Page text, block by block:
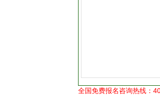
全国免费报名咨询热线：